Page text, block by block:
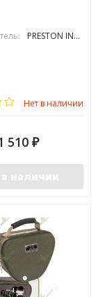
PRESTON INOVATIONS
Нет в наличии
510 ₽
наличии